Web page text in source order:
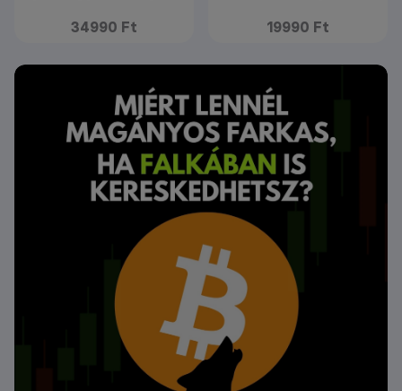
34990 Ft 19990 Ft